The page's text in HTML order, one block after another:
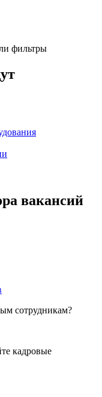
фильтры
вакансий
сотрудникам?
кадровые